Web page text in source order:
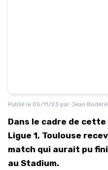
Publié le 05/11/23 par Jean Bodéré
Dans le cadre de
Ligue 1, Toulouse
match qui aurait pu
au Stadium.